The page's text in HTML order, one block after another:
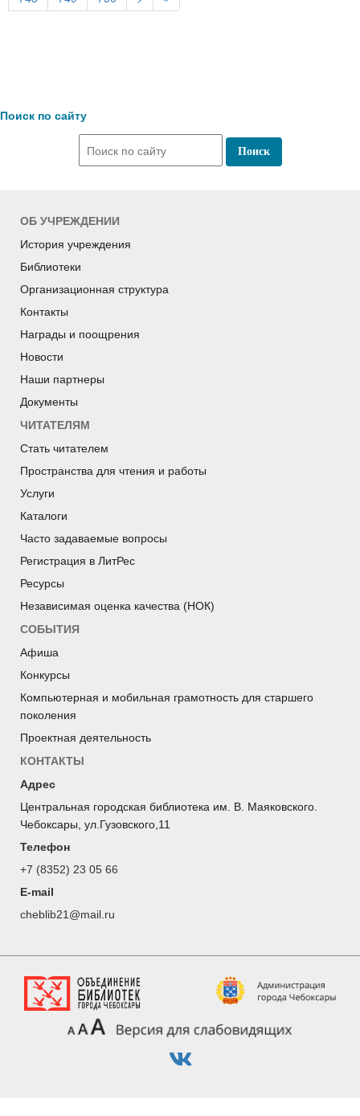
Поиск по сайту
ОБ УЧРЕЖДЕНИИ
История учреждения
Библиотеки
Организационная структура
Контакты
Награды и поощрения
Новости
Наши партнеры
Документы
ЧИТАТЕЛЯМ
Стать читателем
Пространства для чтения и работы
Услуги
Каталоги
Часто задаваемые вопросы
Регистрация в ЛитРес
Ресурсы
Независимая оценка качества (НОК)
СОБЫТИЯ
Афиша
Конкурсы
Компьютерная и мобильная грамотность для старшего
поколения
Проектная деятельность
КОНТАКТЫ
Адрес
Центральная городская библиотека им. В. Маяковского.
Чебоксары, ул.Гузовского,11
Телефон
+7 (8352) 23 05 66
E-mail
cheblib21@mail.ru